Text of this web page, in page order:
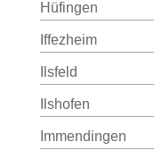
Hüfingen
Iffezheim
Ilsfeld
Ilshofen
Immendingen